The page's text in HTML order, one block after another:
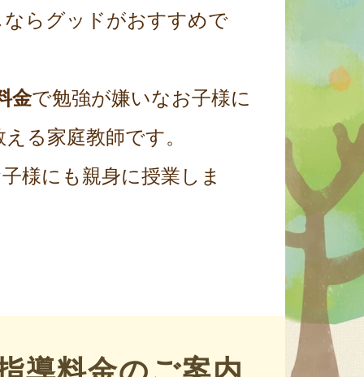
らグッドがおすすめで
金で勉強が嫌いなお子様に
る家庭教師です。
様にも親身に授業しま